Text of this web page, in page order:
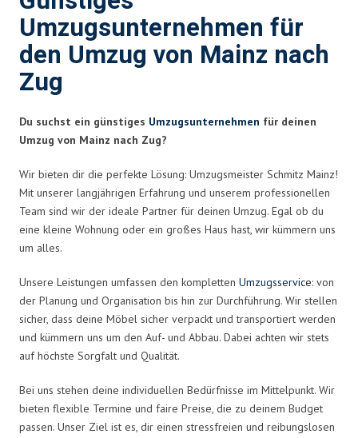
Umzugsunternehmen für
den Umzug von Mainz nach
Zug
Du suchst ein günstiges Umzugsunternehmen für deinen
Umzug von Mainz nach Zug?
Wir bieten dir die perfekte Lösung: Umzugsmeister Schmitz Mainz!
Mit unserer langjährigen Erfahrung und unserem professionellen
Team sind wir der ideale Partner für deinen Umzug. Egal ob du
eine kleine Wohnung oder ein großes Haus hast, wir kümmern uns
um alles.
Unsere Leistungen umfassen den kompletten Umzugsservice: von
der Planung und Organisation bis hin zur Durchführung. Wir stellen
sicher, dass deine Möbel sicher verpackt und transportiert werden
und kümmern uns um den Auf- und Abbau. Dabei achten wir stets
auf höchste Sorgfalt und Qualität.
Bei uns stehen deine individuellen Bedürfnisse im Mittelpunkt. Wir
bieten flexible Termine und faire Preise, die zu deinem Budget
passen. Unser Ziel ist es, dir einen stressfreien und reibungslosen